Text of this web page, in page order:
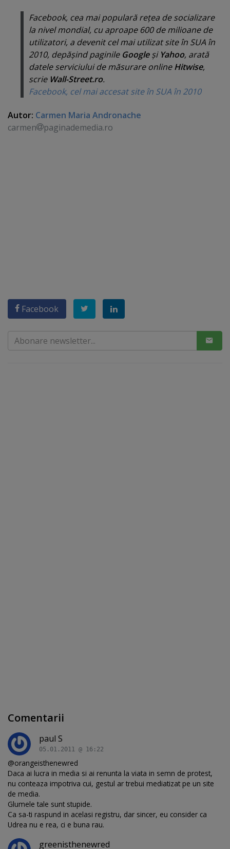
Facebook, cea mai populară reţea de socializare
la nivel mondial, cu aproape 600 de milioane de
utilizatori, a devenit cel mai utilizat site în SUA în
2010, depăşind paginile Googleşi Yahoo, arată
datele serviciului de măsurare onlineHitwise,
scrie Wall-Street.ro.
Facebook, cel mai accesat site în SUA în 2010
Autor: Carmen Maria Andronache
carmen
paginademedia.ro
Facebook
Comentarii
paul S
05.01.2011 @ 16:22
@orangeisthenewred
Daca ai lucra in media si ai renunta la viata in semn de protest,
nu conteaza impotriva cui, gestul ar trebui mediatizat pe un site
de media.
Glumele tale sunt stupide.
Ca sa-ti raspund in acelasi registru, dar sincer, eu consider ca
Udrea nu e rea, ci e buna rau.
greenisthenewred